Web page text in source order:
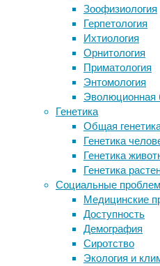
Зоофизиология
Герпетология
Ихтиология
Орнитология
Приматология
Энтомология
Эволюционная
Генетика
Общая
Генетика
Генетика
Генетика
Социальные
Медицинские
Доступность
Демография
Сиротство
Экология и
проанализировали
почти
пять
десятков
витаминно-
минеральных
комплексов
для
будущих
мам
обнаружили
во
многих
не
только
расхождения
расстройства
Следите за